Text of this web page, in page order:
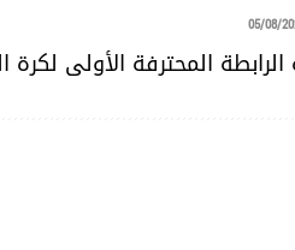
05/08/
الرابطة المحترفة الأولى لكرة